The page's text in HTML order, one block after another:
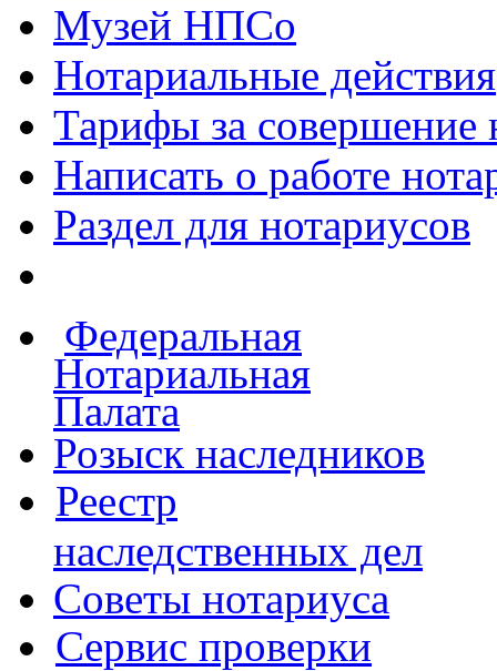
Музей НПСо
Нотариальные действия
Тарифы за совершение
Написать о работе
Раздел для нотариусов
Федеральная
Нотариальная
Палата
Розыск наследников
Реестр
наследственных дел
Советы нотариуса
Сервис проверки